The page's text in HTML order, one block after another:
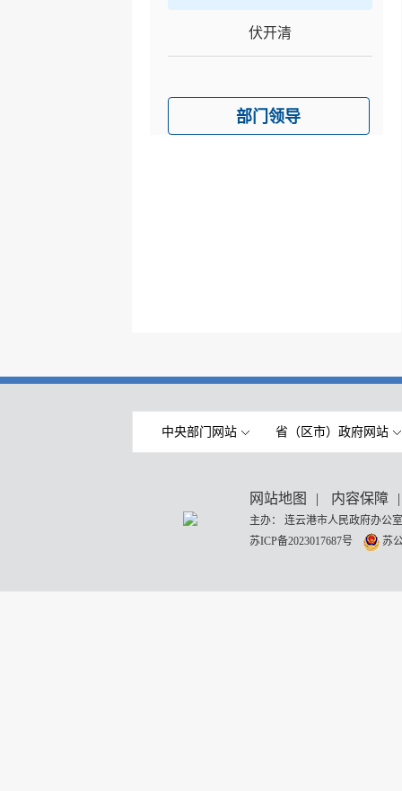
伏开清
部门领导
中央部门网站 省（区市）政府网站
网站地图 | 内容保障 |
主办： 连云港市人民政府办
苏ICP备2023017687号
苏